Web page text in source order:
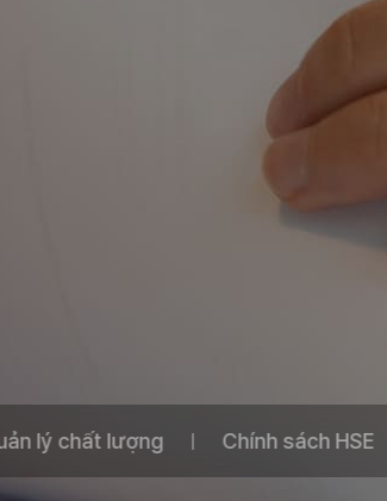
lý chất lượng Chính sách HSE